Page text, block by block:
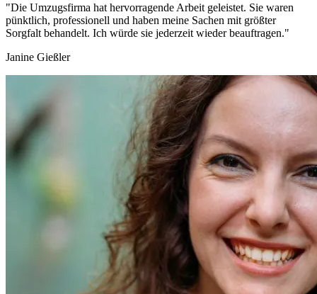
"Die Umzugsfirma hat hervorragende Arbeit geleistet. Sie waren
pünktlich, professionell und haben meine Sachen mit größter
Sorgfalt behandelt. Ich würde sie jederzeit wieder beauftragen."
Janine Gießler